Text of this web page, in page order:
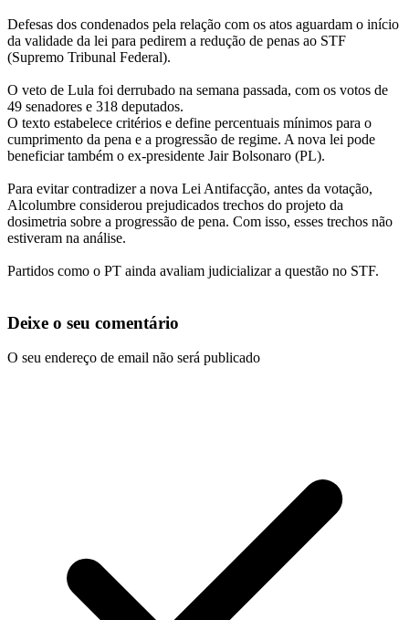
Defesas dos condenados pela relação com os atos aguardam o início
da validade da lei para pedirem a redução de penas ao STF
(Supremo Tribunal Federal).
O veto de Lula foi derrubado na semana passada, com os votos de
49 senadores e 318 deputados.
O texto estabelece critérios e define percentuais mínimos para o
cumprimento da pena e a progressão de regime. A nova lei pode
beneficiar também o ex-presidente Jair Bolsonaro (PL).
Para evitar contradizer a nova Lei Antifacção, antes da votação,
Alcolumbre considerou prejudicados trechos do projeto da
dosimetria sobre a progressão de pena. Com isso, esses trechos não
estiveram na análise.
Partidos como o PT ainda avaliam judicializar a questão no STF.
Deixe o seu comentário
O seu endereço de email não será publicado